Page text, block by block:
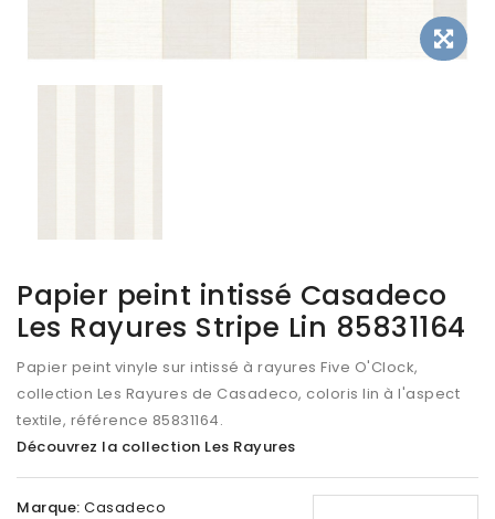
Papier peint intissé Casadeco
Les Rayures Stripe Lin 85831164
Papier peint vinyle sur intissé à rayures Five O'Clock,
collection Les Rayures de Casadeco, coloris lin à l'aspect
textile, référence 85831164.
Découvrez la collection Les Rayures
Marque: Casadeco